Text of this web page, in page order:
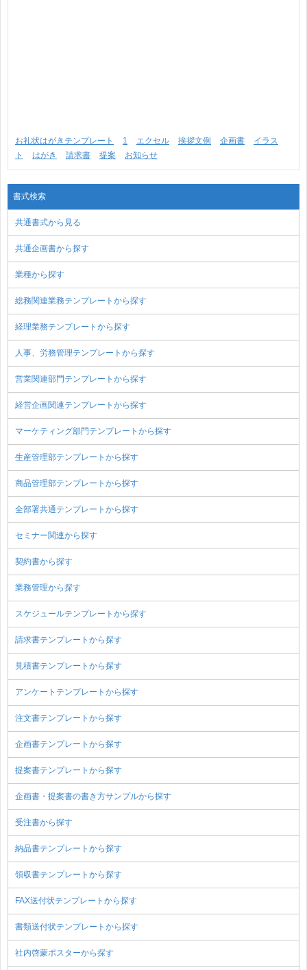
お礼状はがきテンプレート 1 エクセル 挨拶文例 企画書
イラス
ト
はがき 請求書 提案 お知らせ
書式検索
共通書式から見る
共通企画書から探す
業種から探す
総務関連業務テンプレートから探す
経理業務テンプレートから探す
人事、労務管理テンプレートから探す
営業関連部門テンプレートから探す
経営企画関連テンプレートから探す
マーケティング部門テンプレートから探す
生産管理部テンプレートから探す
商品管理部テンプレートから探す
全部署共通テンプレートから探す
セミナー関連から探す
契約書から探す
業務管理から探す
スケジュールテンプレートから探す
請求書テンプレートから探す
見積書テンプレートから探す
アンケートテンプレートから探す
注文書テンプレートから探す
企画書テンプレートから探す
提案書テンプレートから探す
企画書・提案書の書き方サンプルから探す
受注書から探す
納品書テンプレートから探す
領収書テンプレートから探す
FAX送付状テンプレートから探す
書類送付状テンプレートから探す
社内啓蒙ポスターから探す